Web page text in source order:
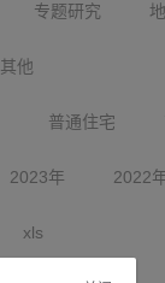
专题研究
其他
普通住宅
2023年 2022
xls